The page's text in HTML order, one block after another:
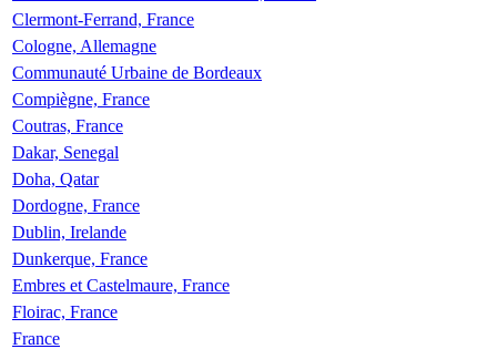
Clermont-Ferrand, France
Cologne, Allemagne
Communauté Urbaine de Bordeaux
Compiègne, France
Coutras, France
Dakar, Senegal
Doha, Qatar
Dordogne, France
Dublin, Irelande
Dunkerque, France
Embres et Castelmaure, France
Floirac, France
France